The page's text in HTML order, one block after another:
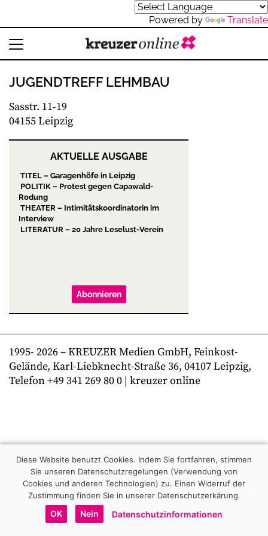
Powered by Translate
JUGENDTREFF LEHMBAU
Sasstr. 11-19
04155 Leipzig
AKTUELLE AUSGABE
TITEL – Garagenhöfe in Leipzig
POLITIK – Protest gegen Capawald-
Rodung
THEATER – Intimitätskoordinatorin im
Interview
LITERATUR – 20 Jahre Leselust-Verein
Abonnieren
1995- 2026– KREUZER Medien GmbH, Feinkost-
Gelände, Karl-Liebknecht-Straße 36, 04107 Leipzig,
Telefon +49 341 269 80 0 | kreuzer online
Diese Website benutzt Cookies. Indem Sie fortfahren, stimmen
Sie unseren Datenschutzregelungen (Verwendung von
Cookies und anderen Technologien) zu. Einen Widerruf der
Zustimmung finden Sie in unserer Datenschutzerkärung.
OK Nein Datenschutzinformationen